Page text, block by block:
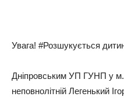
Увага! #Розшукується
Дніпровським УП ГУНП у м.
неповнолітній Легенький